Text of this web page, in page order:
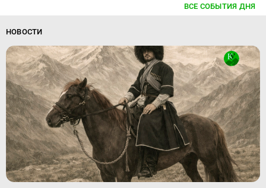
ВСЕ СОБЫТИЯ ДНЯ
НОВОСТИ